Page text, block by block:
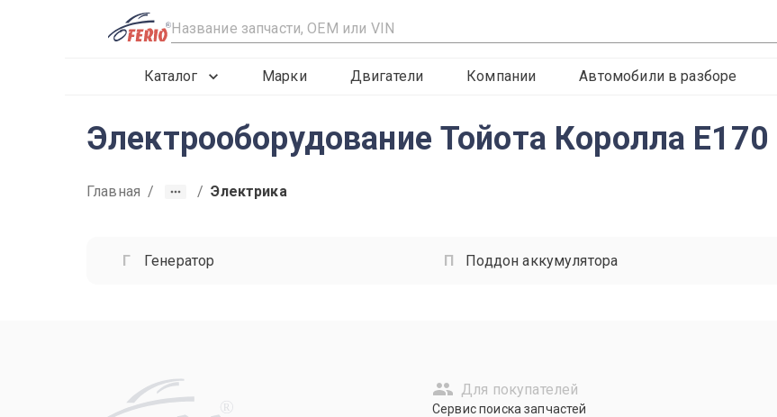
R
Каталог Марки Двигатели Компании Автомобили в разборе
Электрооборудование Тойота Королла
Главная / / Электрика
Генератор Поддон аккумулятора
R
Для покупателей
Сервис поиска запчастей